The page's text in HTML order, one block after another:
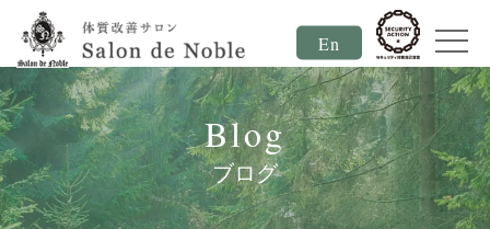
En
Blog
ブログ